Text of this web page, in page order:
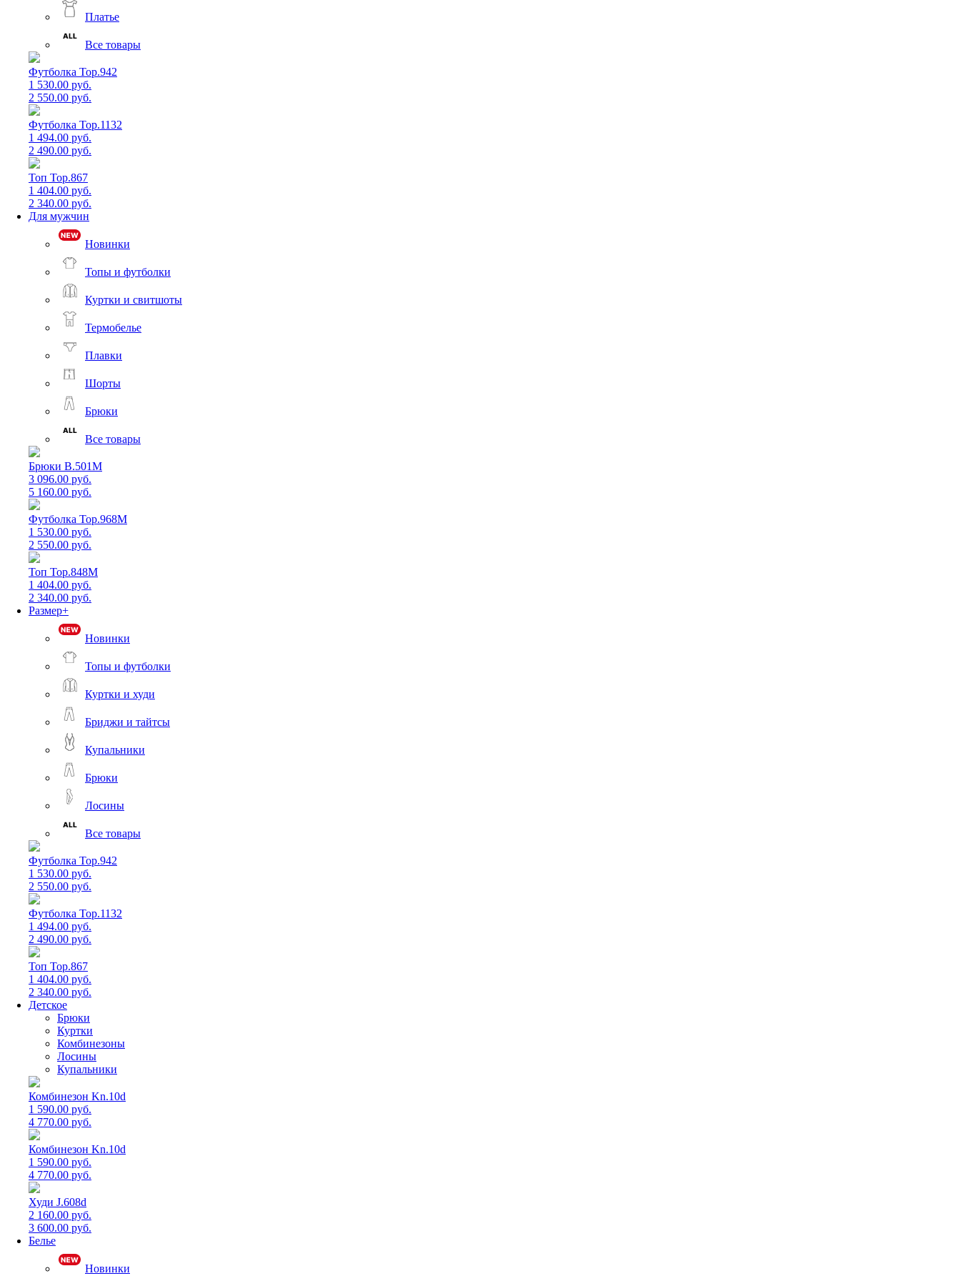
Платье
Все товары
Футболка Top.942
1 530.00 руб.
2 550.00 руб.
Футболка Top.1132
1 494.00 руб.
2 490.00 руб.
Топ Top.867
1 404.00 руб.
2 340.00 руб.
Для мужчин
Новинки
Топы и футболки
Куртки и свитшоты
Термобелье
Плавки
Шорты
Брюки
Все товары
Брюки B.501M
3 096.00 руб.
5 160.00 руб.
Футболка Top.968M
1 530.00 руб.
2 550.00 руб.
Топ Top.848M
1 404.00 руб.
2 340.00 руб.
Размер+
Новинки
Топы и футболки
Куртки и худи
Бриджи и тайтсы
Купальники
Брюки
Лосины
Все товары
Футболка Top.942
1 530.00 руб.
2 550.00 руб.
Футболка Top.1132
1 494.00 руб.
2 490.00 руб.
Топ Top.867
1 404.00 руб.
2 340.00 руб.
Детское
Брюки
Куртки
Комбинезоны
Лосины
Купальники
Комбинезон Kn.10d
1 590.00 руб.
4 770.00 руб.
Комбинезон Kn.10d
1 590.00 руб.
4 770.00 руб.
Худи J.608d
2 160.00 руб.
3 600.00 руб.
Белье
Новинки